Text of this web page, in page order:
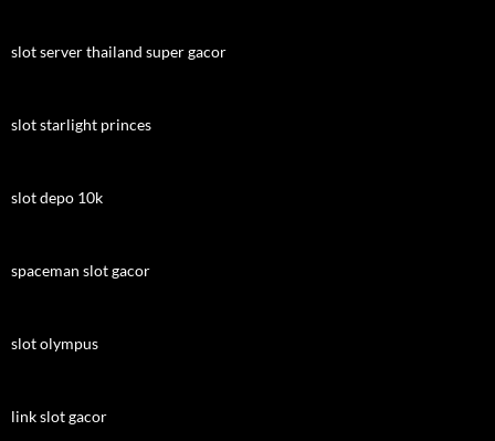
slot server thailand super gacor
slot starlight princes
slot depo 10k
spaceman slot gacor
slot olympus
link slot gacor